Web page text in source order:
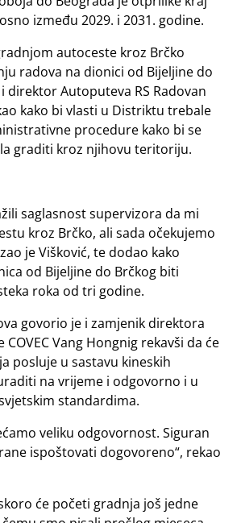
između 2029. i 2031. godine.
autoceste kroz Brčko
radova na dionici od Bijeljine do
direktor Autoputeva RS Radovan
kako bi vlasti u Distriktu trebale
procedure kako bi se
graditi kroz njihovu teritoriju.
saglasnost supervizora da mi
kroz Brčko, ali sada očekujemo
je Višković, te dodao kako
od Bijeljine do Brčkog biti
roka od tri godine.
govorio je i zamjenik direktora
Vang Hongnig rekavši da će
posluje u sastavu kineskih
na vrijeme i odgovorno i u
standardima.
veliku odgovornost. Siguran
ispoštovati dogovoreno“, rekao
će početi gradnja još jedne